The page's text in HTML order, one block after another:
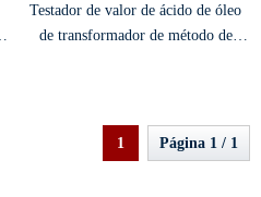
Testador de valor de ácido de óleo
de transformador de método de
1 Página 1 / 1